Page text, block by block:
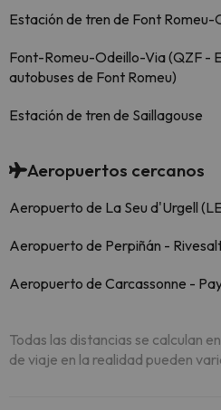
Estación de tren de Font
Font-Romeu-Odeillo-Via (QZF -
autobuses de Font Romeu)
Estación de tren de Saillagouse
Aeropuertos cercanos
Aeropuerto de La Seu d'Urgell
Aeropuerto de Perpiñán -
Aeropuerto de Carcassonne -
Todas las distancias se calculan
de viaje en la realidad pueden